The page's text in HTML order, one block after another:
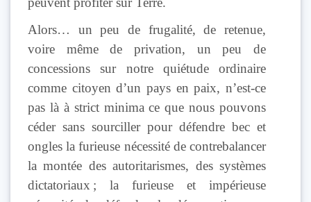
Alors… un peu de frugalité, de retenue,
voire même de privation, un peu de
concessions sur notre quiétude ordinaire
comme citoyen d’un pays en paix, n’est-ce
pas là à strict minima ce que nous pouvons
céder sans sourciller pour défendre bec et
ongles la furieuse nécessité de contrebalancer
la montée des autoritarismes, des systèmes
dictatoriaux ; la furieuse et impérieuse